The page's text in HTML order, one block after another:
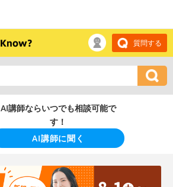
質問する
AI講師ならいつでも相談可能で
す！
AI講師に聞く